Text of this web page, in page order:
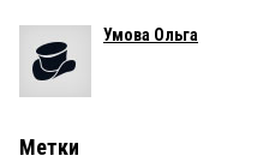
Умова Ольга
Метки